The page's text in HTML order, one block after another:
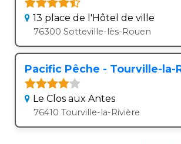
13 place de l'Hôtel de ville
76300 Sotteville-lès-Rouen
Pacific Pêche - Tourville-la-
Le Clos aux Antes
76410 Tourville-la-Rivière